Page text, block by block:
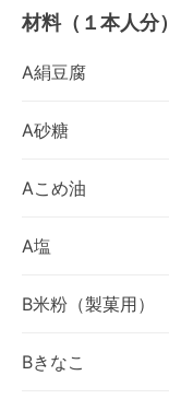
材料（１本人分）
A絹豆腐
A砂糖
Aこめ油
A塩
B米粉（製菓用）
Bきなこ